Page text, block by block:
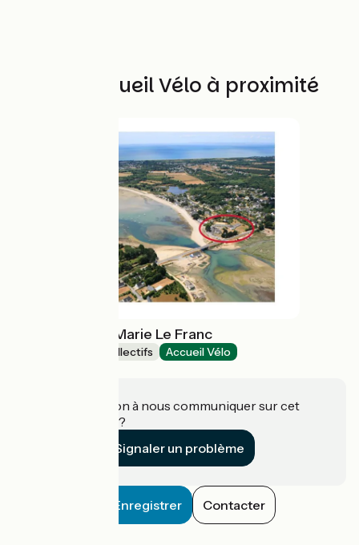
Autres Accueil Vélo à proximité
Maison Marine Marie Le Franc
Hébergements collectifs Accueil Vélo
Une information à nous communiquer sur cet
établissement ?
Signaler un problème
Enregistrer Contacter